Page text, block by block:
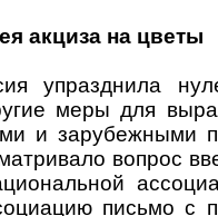
акциза на цветы
упразднила
меры для
и зарубежными
вопрос
письмо с